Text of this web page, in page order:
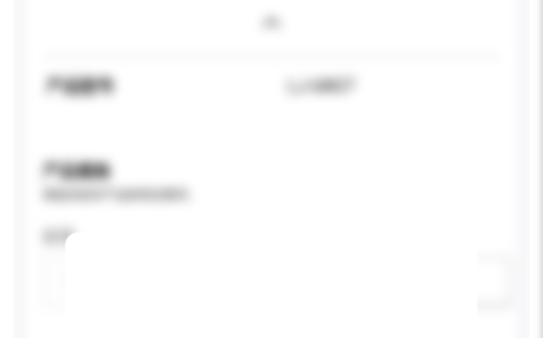
产品型号 LJ-6A07
产品规格
应用